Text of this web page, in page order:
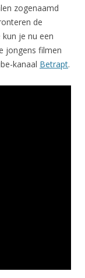
zogenaamd
de
je nu een
jongens filmen
kanaal Betrapt.